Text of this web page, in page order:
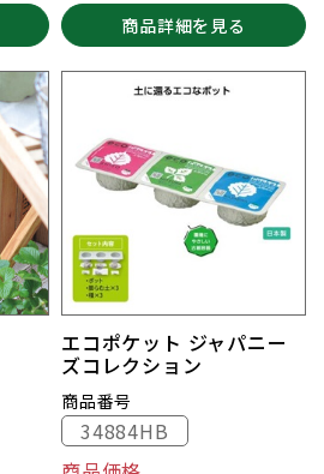
商品詳細を見る
エコポケット ジャパニー
ズコレクション
商品番号
34884HB